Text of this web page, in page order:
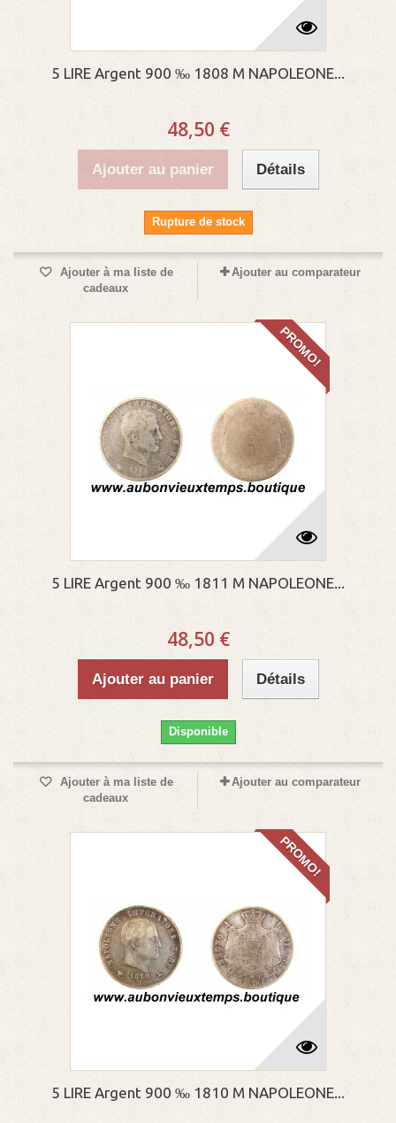
5 LIRE Argent 900 ‰ 1808 M NAPOLEONE...
48,50 €
Ajouter au panier Détails
Rupture de stock
Ajouter à ma liste de
cadeaux
Ajouter au comparateur
PROMO!
5 LIRE Argent 900 ‰ 1811 M NAPOLEONE...
48,50 €
Ajouter au panier Détails
Disponible
Ajouter à ma liste de
cadeaux
Ajouter au comparateur
PROMO!
5 LIRE Argent 900 ‰ 1810 M NAPOLEONE...